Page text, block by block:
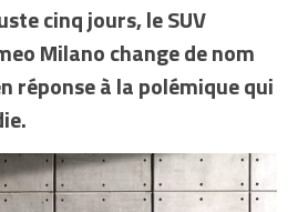
cinq jours, le SUV
Milano change de nom
réponse à la polémique qui